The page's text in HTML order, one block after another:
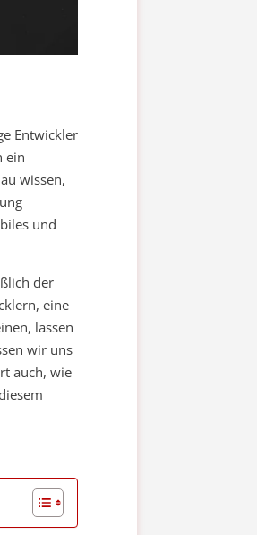
Entwickler
ein
wissen,
und
der
eine
lassen
wir uns
auch, wie